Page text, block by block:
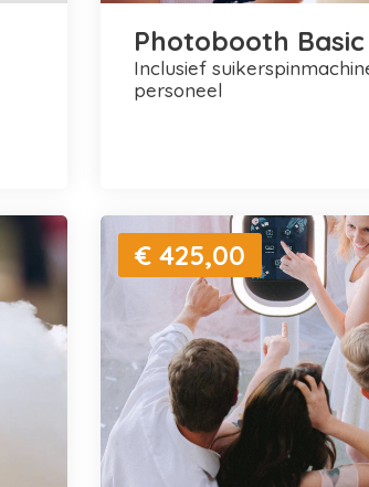
Photobooth Basic
inclusief suikerspinmachine met
personeel
€ 425,00